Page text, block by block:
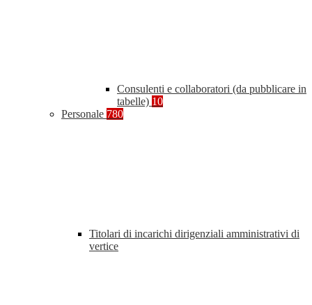
Consulenti e collaboratori (da pubblicare in
tabelle) 10
Personale 780
Titolari di incarichi dirigenziali amministrativi di
vertice